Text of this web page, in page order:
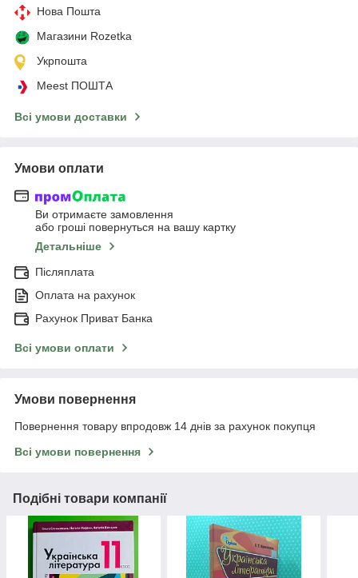
Нова Пошта
Магазини Rozetka
Укрпошта
Meest ПОШТА
Всі умови доставки
Умови оплати
Ви отримаєте замовлення
або гроші повернуться на вашу картку
Детальніше
Післяплата
Оплата на рахунок
Рахунок Приват Банка
Всі умови оплати
Умови повернення
Повернення товару впродовж 14 днів за рахунок покупця
Всі умови повернення
Подібні товари компанії